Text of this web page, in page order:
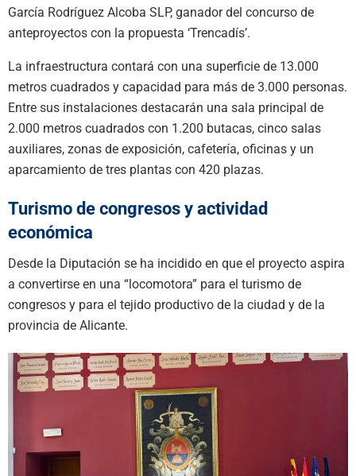
García Rodríguez Alcoba SLP, ganador del concurso de
anteproyectos con la propuesta ‘Trencadís’.
La infraestructura contará con una superficie de 13.000
metros cuadrados y capacidad para más de 3.000 personas.
Entre sus instalaciones destacarán una sala principal de
2.000 metros cuadrados con 1.200 butacas, cinco salas
auxiliares, zonas de exposición, cafetería, oficinas y un
aparcamiento de tres plantas con 420 plazas.
Turismo de congresos y actividad
económica
Desde la Diputación se ha incidido en que el proyecto aspira
a convertirse en una “locomotora” para el turismo de
congresos y para el tejido productivo de la ciudad y de la
provincia de Alicante.